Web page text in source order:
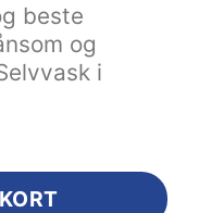
beste
og
i